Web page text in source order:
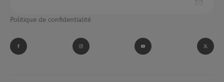
Politique de confidentialité